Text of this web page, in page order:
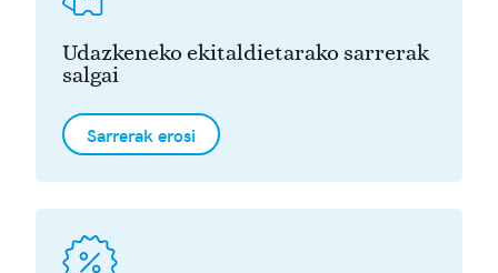
Udazkeneko ekitaldietarako sarrerak
salgai
Sarrerak erosi